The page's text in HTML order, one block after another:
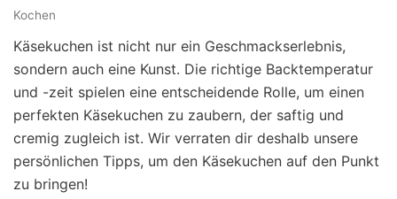
Kochen
Käsekuchen ist nicht nur ein Geschmackserlebnis,
sondern auch eine Kunst. Die richtige Backtemperatur
und -zeit spielen eine entscheidende Rolle, um einen
perfekten Käsekuchen zu zaubern, der saftig und
cremig zugleich ist. Wir verraten dir deshalb unsere
persönlichen Tipps, um den Käsekuchen auf den Punkt
zu bringen!